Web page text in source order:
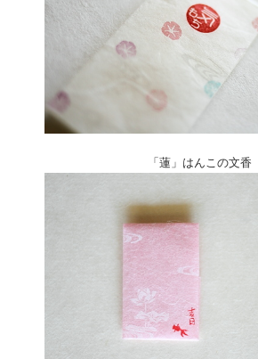
「蓮」はんこの文香